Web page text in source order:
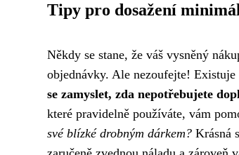
Tipy pro dosažení
Někdy se stane, že váš vysněný
objednávky. Ale nezoufejte!
se zamyslet, zda nepotřebujete
které pravidelně používáte, vám
své blízké drobným dárkem? Krásná